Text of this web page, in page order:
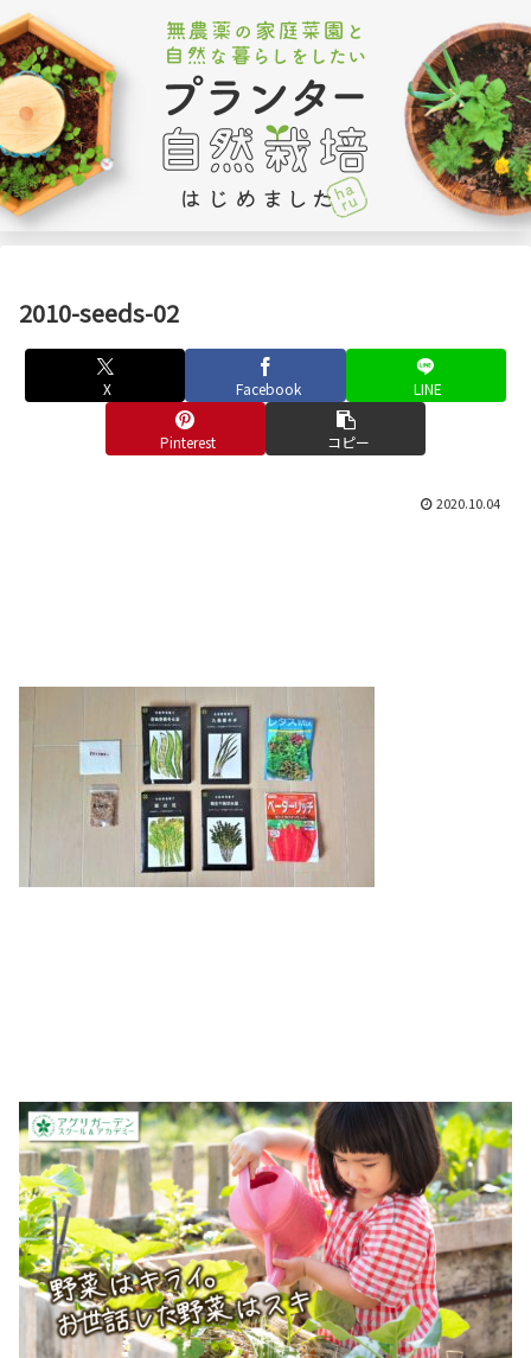
2010-seeds-02
X Facebook LINE
Pinterest コピー
2020.10.04